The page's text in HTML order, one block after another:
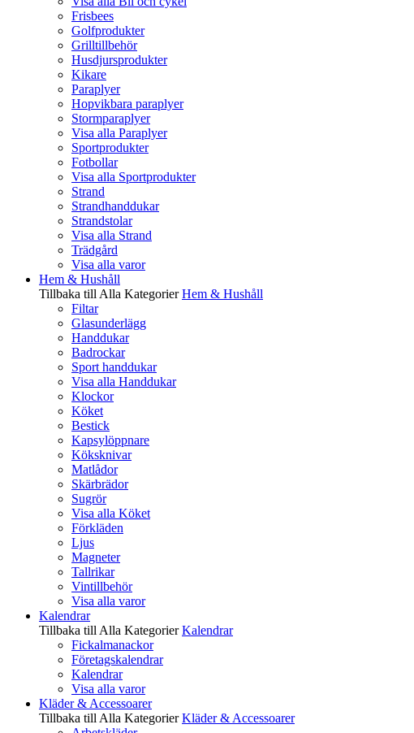
Frisbees
Golfprodukter
Grilltillbehör
Husdjursprodukter
Kikare
Paraplyer
Hopvikbara paraplyer
Stormparaplyer
Visa alla Paraplyer
Sportprodukter
Fotbollar
Visa alla Sportprodukter
Strand
Strandhanddukar
Strandstolar
Visa alla Strand
Trädgård
Visa alla varor
Hem & Hushåll
Tillbaka till Alla Kategorier Hem & Hushåll
Filtar
Glasunderlägg
Handdukar
Badrockar
Sport handdukar
Visa alla Handdukar
Klockor
Köket
Bestick
Kapsylöppnare
Köksknivar
Matlådor
Skärbrädor
Sugrör
Visa alla Köket
Förkläden
Ljus
Magneter
Tallrikar
Vintillbehör
Visa alla varor
Kalendrar
Tillbaka till Alla Kategorier Kalendrar
Fickalmanackor
Företagskalendrar
Kalendrar
Visa alla varor
Kläder & Accessoarer
Tillbaka till Alla Kategorier Kläder & Accessoarer